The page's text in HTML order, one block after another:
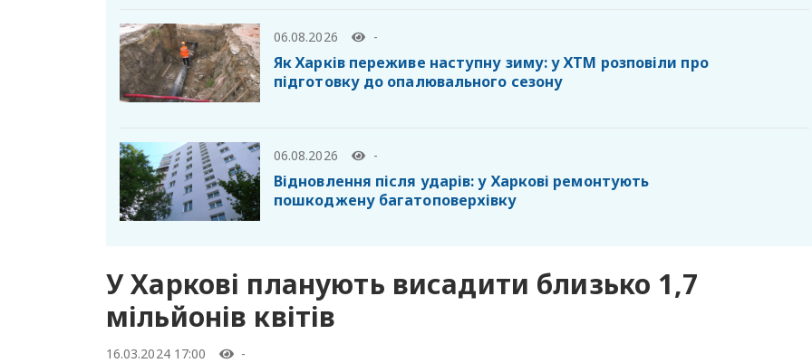
06.08.2026 -
Як Харків переживе наступну зиму: у ХТМ розповіли про
підготовку до опалювального сезону
06.08.2026 -
Відновлення після ударів: у Харкові ремонтують
пошкоджену багатоповерхівку
У Харкові планують висадити близько 1,7
мільйонів квітів
16.03.2024 17:00
-